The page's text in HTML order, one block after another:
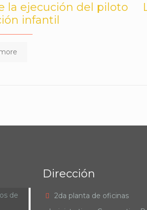
la ejecución del piloto
infantil
de
Dirección
2da planta de oficinas